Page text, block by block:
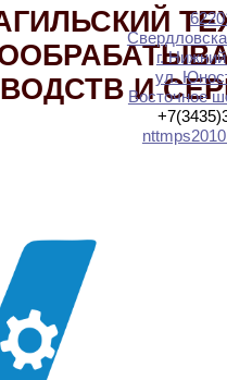
И
г.
ул.
Восточное